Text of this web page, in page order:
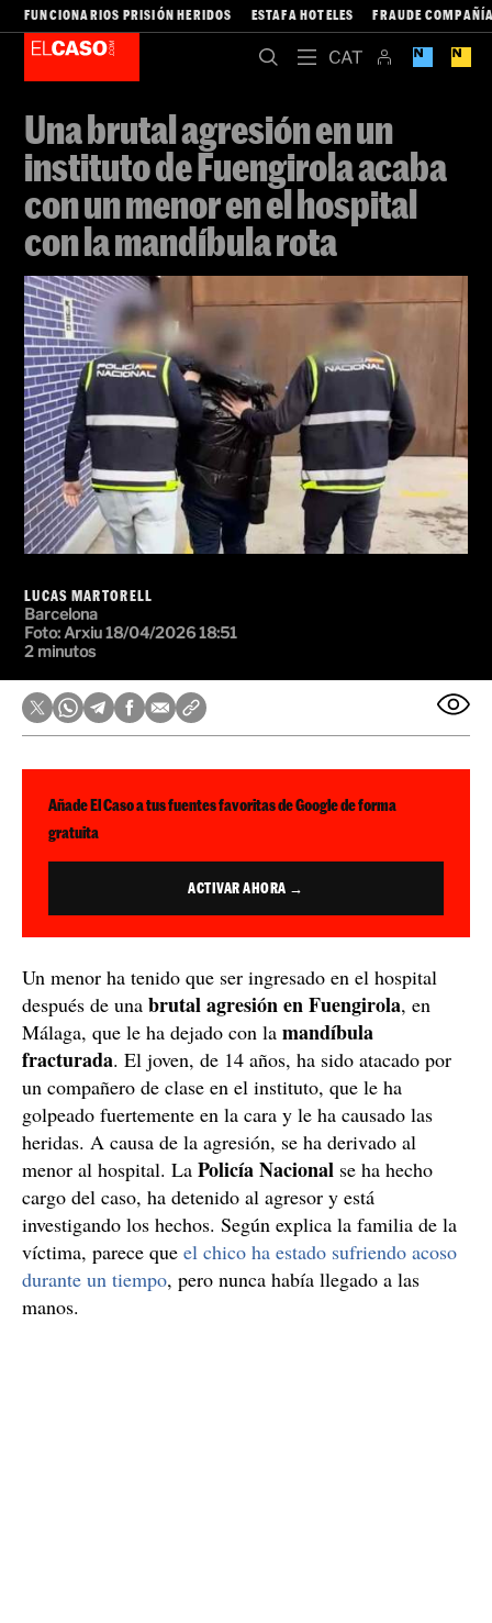
FUNCIONARIOS PRISIÓN HERIDOS ESTAFA HOTELES FRAUDE
Una brutal agresión en un
instituto de Fuengirola acaba
con un menor en el hospital
con la mandíbula rota
LUCAS MARTORELL
Barcelona
Foto: Arxiu18/04/2026 18:51
2 minutos
Añade El Caso a tus fuentes favoritas de Google de forma
gratuita
ACTIVAR AHORA →
Un menor ha tenido que ser ingresado en el hospital
después de una brutal agresión en Fuengirola, en
Málaga, que le ha dejado con la mandíbula
fracturada. El joven, de 14 años, ha sido atacado por
un compañero de clase en el instituto, que le ha
golpeado fuertemente en la cara y le ha causado las
heridas. A causa de la agresión, se ha derivado al
menor al hospital. La Policía Nacional se ha hecho
cargo del caso, ha detenido al agresor y está
investigando los hechos. Según explica la familia de la
víctima, parece que el chico ha estado sufriendo acoso
durante un tiempo, pero nunca había llegado a las
manos.